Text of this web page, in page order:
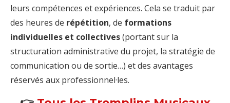
leurs compétences et expériences. Cela se traduit par
des heures de répétition, de formations
individuelles et collectives(portant sur la
structuration administrative du projet, la stratégie de
communication ou de sortie…) et des avantages
réservés aux professionnel·les.